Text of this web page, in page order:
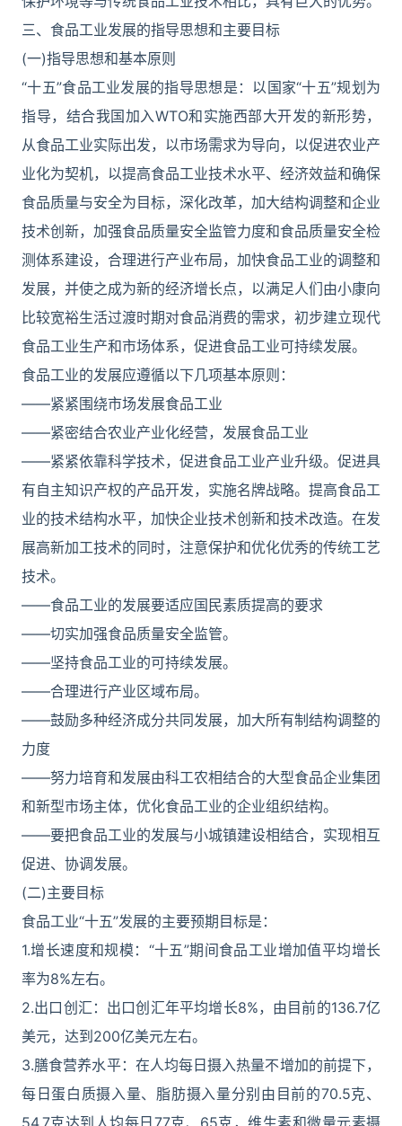
三、食品工业发展的指导思想和主要目标
(一)指导思想和基本原则
“十五”食品工业发展的指导思想是：以国家“十五”规划为
指导，结合我国加入WTO和实施西部大开发的新形势，
从食品工业实际出发，以市场需求为导向，以促进农业产
业化为契机，以提高食品工业技术水平、经济效益和确保
食品质量与安全为目标，深化改革，加大结构调整和企业
技术创新，加强食品质量安全监管力度和食品质量安全检
测体系建设，合理进行产业布局，加快食品工业的调整和
发展，并使之成为新的经济增长点，以满足人们由小康向
比较宽裕生活过渡时期对食品消费的需求，初步建立现代
食品工业生产和市场体系，促进食品工业可持续发展。
食品工业的发展应遵循以下几项基本原则：
――紧紧围绕市场发展食品工业
――紧密结合农业产业化经营，发展食品工业
――紧紧依靠科学技术，促进食品工业产业升级。促进具
有自主知识产权的产品开发，实施名牌战略。提高食品工
业的技术结构水平，加快企业技术创新和技术改造。在发
展高新加工技术的同时，注意保护和优化优秀的传统工艺
技术。
――食品工业的发展要适应国民素质提高的要求
――切实加强食品质量安全监管。
――坚持食品工业的可持续发展。
――合理进行产业区域布局。
――鼓励多种经济成分共同发展，加大所有制结构调整的
力度
――努力培育和发展由科工农相结合的大型食品企业集团
和新型市场主体，优化食品工业的企业组织结构。
――要把食品工业的发展与小城镇建设相结合，实现相互
促进、协调发展。
(二)主要目标
食品工业“十五”发展的主要预期目标是：
1.增长速度和规模：“十五”期间食品工业增加值平均增长
率为8%左右。
2.出口创汇：出口创汇年平均增长8%，由目前的136.7亿
美元，达到200亿美元左右。
3.膳食营养水平：在人均每日摄入热量不增加的前提下，
每日蛋白质摄入量、脂肪摄入量分别由目前的70.5克、
54.7克达到人均每日77克、65克，维生素和微量元素摄